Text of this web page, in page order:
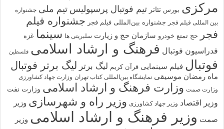
مرکزی بورس تئاتر تیم فوتبال پرسپولیس تیم ملی جشنواره
بین المللی فیلم فجر جشنواره بین‌المللی فیلم فجر جشنواره فیلم
فجر
حج تمتع خودرو سازمان حج و زیارت سلبریتی ها سینما غزه
فدراسیون فوتبال فرهنگ و ارشاد اسلامی فلسطین
فوتبال فیلم سینمایی قرآن کریم لیگ برتر لیگ برتر فوتبال
ماه رمضان موسیقی نمایشگاه بین‌المللی کتاب تهران وزارت جهاد کشاورزی
وزارت صمت وزارت فرهنگ و ارشاد اسلامی وزارت نفت
وزیر اقتصاد وزیر جهاد کشاورزی وزیر راه و شهرسازی وزیر
صمت وزیر فرهنگ و ارشاد اسلامی وزیر